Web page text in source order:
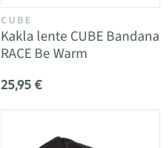
CUBE
Kakla lente CUBE Bandana
RACE Be Warm
25,95 €